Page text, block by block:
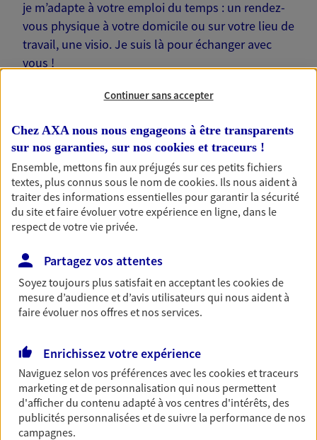
je m’adapte à votre emploi du temps : un rendez-
vous physique à votre domicile ou sur votre lieu de
travail, une visio. Je suis là pour échanger avec
vous !
Nos offres phares
Épargne
Réalisez vos projets grâce à votre épargne : achat
immobilier, études des enfants ou voyage autour
du monde… Épargnez à votre rythme et
simplement, selon votre profil.
Découvrir les offres Épargne
Retraite
Préparez sereinement ce nouveau chapitre de
votre vie avec les conseils d'un expert. Découvrez
notre solution PER (Plan Epargne Retraite)
spécialement conçue pour la retraite.
Continuer sans accepter
Chez AXA nous nous engageons à être transparents
sur nos garanties, sur nos cookies et traceurs !
Ensemble, mettons fin aux préjugés sur ces petits fichiers
textes, plus connus sous le nom decookies. Ils nous aident à
traiter des informations essentielles pour garantir la sécurité
du site et faire évoluer votre expérience en ligne, dans le
respect de votre vie privée.
Partagez vos attentes
Soyez toujours plus satisfait en acceptant lescookiesde
mesure d’audience et d’avis utilisateurs qui nous aident à
faire évoluer nos offres et nos services.
Enrichissez votre expérience
Naviguez selon vos préférences avec lescookies et traceurs
marketing et de personnalisation qui nous permettent
d'afficher du contenu adapté à vos centres d'intérêts, des
publicités personnalisées et de suivre la performance de nos
campagnes.